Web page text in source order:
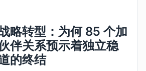
略转型：为何 85 个加
伴关系预示着独立稳
的终结